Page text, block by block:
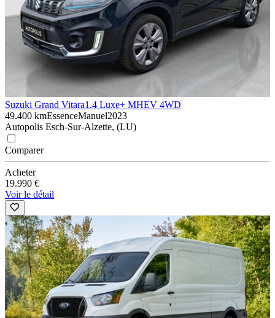
Suzuki Grand Vitara1.4 Luxe+ MHEV 4WD
49.400 kmEssenceManuel2023
Autopolis Esch-Sur-Alzette, (LU)
Comparer
Acheter
19.990 €
Voir le détail